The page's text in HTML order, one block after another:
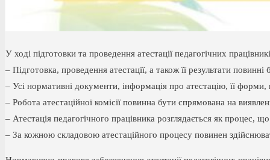
У ході підготовки та проведення атестації педагогічних
– Підготовка, проведення атестації, а також її результати
– Усі нормативні документи, інформація про атестацію, її форми,
– Робота атестаційної комісії повинна бути спрямована на
– Атестація педагогічного працівника розглядається як процес,
– За кожною складовою атестаційного процесу повинен